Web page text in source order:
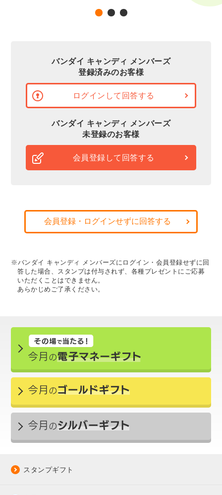
バンダイ キャンディ メンバーズ
登録済みのお客様
ログインして回答する
バンダイ キャンディ メンバーズ
未登録のお客様
会員登録して回答する
会員登録・ログインせずに回答する
※バンダイ キャンディ メンバーズにログイン・会員登録せずに回
答した場合、スタンプは付与されず、各種プレゼントにご応募
いただくことはできません。
あらかじめご了承ください。
スタンプギフト